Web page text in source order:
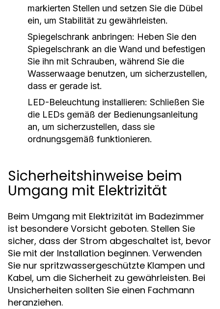
markierten Stellen und setzen Sie die Dübel
ein, um Stabilität zu gewährleisten.
Spiegelschrank anbringen: Heben Sie den
Spiegelschrank an die Wand und befestigen
Sie ihn mit Schrauben, während Sie die
Wasserwaage benutzen, um sicherzustellen,
dass er gerade ist.
LED-Beleuchtung installieren: Schließen Sie
die LEDs gemäß der Bedienungsanleitung
an, um sicherzustellen, dass sie
ordnungsgemäß funktionieren.
Sicherheitshinweise beim
Umgang mit Elektrizität
Beim Umgang mit Elektrizität im Badezimmer
ist besondere Vorsicht geboten. Stellen Sie
sicher, dass der Strom abgeschaltet ist, bevor
Sie mit der Installation beginnen. Verwenden
Sie nur spritzwassergeschützte Klampen und
Kabel, um die Sicherheit zu gewährleisten. Bei
Unsicherheiten sollten Sie einen Fachmann
heranziehen.